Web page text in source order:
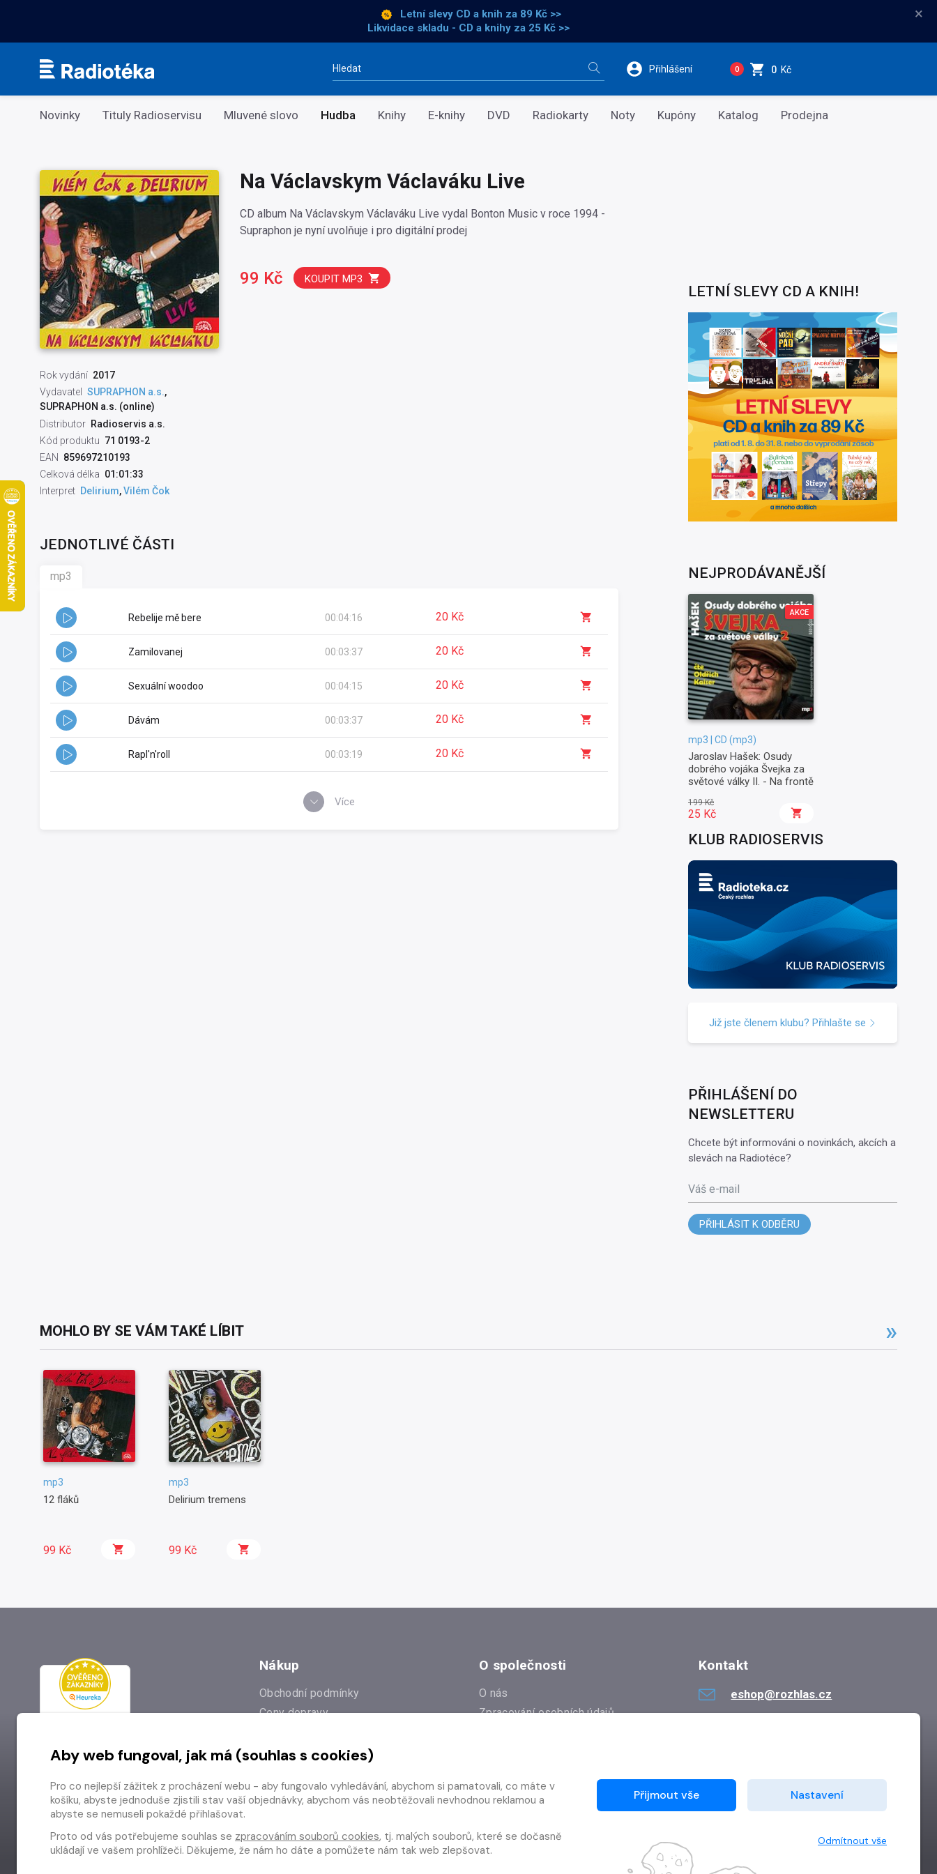
Letní slevy CD a knih za 89 Kč >>
Likvidace skladu - CD a knihy za 25 Kč >>
×
Vyhledávání Přihlášení 0 0 Kč
Kategorie
Novinky Tituly Radioservisu Mluvené slovo Hudba Knihy E-knihy DVD Radiokarty Noty Kupóny Katalog Prodejna
Rok vydání 2017
Vydavatel
SUPRAPHON a.s.,
SUPRAPHON a.s. (online)
Distributor Radioservis a.s.
Kód produktu 71 0193-2
EAN
859697210193
Celková délka 01:01:33
Interpret Delirium,Vilém Čok
Na Václavskym Václaváku Live
CD album Na Václavskym Václaváku Live vydal Bonton Music v roce 1994 -
Supraphon je nyní uvolňuje i pro digitální prodej
99 Kč KOUPIT MP3
JEDNOTLIVÉ ČÁSTI
mp3
Rebelije mě bere 00:04:16 20 Kč
Zamilovanej 00:03:37 20 Kč
Sexuální woodoo 00:04:15 20 Kč
Dávám 00:03:37 20 Kč
Rapl'n'roll 00:03:19 20 Kč
Více
LETNÍ SLEVY CD A KNIH!
NEJPRODÁVANĚJŠÍ
AKCE
mp3 | CD (mp3)
Jaroslav Hašek: Osudy
dobrého vojáka Švejka za
světové války II. - Na frontě
199 Kč
25 Kč
KLUB RADIOSERVIS
Již jste členem klubu? Přihlašte se
PŘIHLÁŠENÍ DO
NEWSLETTERU
Chcete být informováni o novinkách, akcích a
slevách na Radiotéce?
Váš e-mail
PŘIHLÁSIT K ODBĚRU
MOHLO BY SE VÁM TAKÉ LÍBIT
mp3
12 fláků
99 Kč
mp3
Delirium tremens
99 Kč
Nákup
Obchodní podmínky
Ceny dopravy
Prodejna
Odstoupení od smlouvy
O společnosti
O nás
Zpracování osobních údajů
Kontakt
eshop@rozhlas.cz
Aby web fungoval, jak má (souhlas s cookies)
Pro co nejlepší zážitek z procházení webu - aby fungovalo vyhledávání, abychom si pamatovali, co máte v
košíku, abyste jednoduše zjistili stav vaší objednávky, abychom vás neobtěžovali nevhodnou reklamou a
abyste se nemuseli pokaždé přihlašovat.
Proto od vás potřebujeme souhlas se zpracováním souborů cookies, tj. malých souborů, které se dočasně
ukládají ve vašem prohlížeči. Děkujeme, že nám ho dáte a pomůžete nám tak web zlepšovat.
Přijmout vše Nastavení
Odmítnout vše